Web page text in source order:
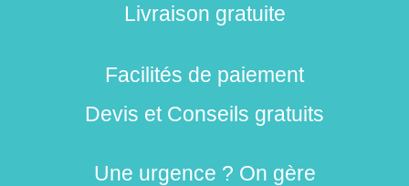
Livraison gratuite
Facilités de paiement
Devis et Conseils gratuits
Une urgence ? On gère